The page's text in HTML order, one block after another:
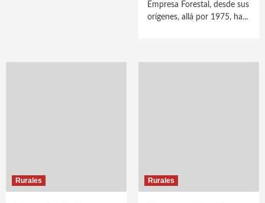
Empresa Forestal, desde sus
orígenes, allá por 1975, ha...
Rurales Rurales